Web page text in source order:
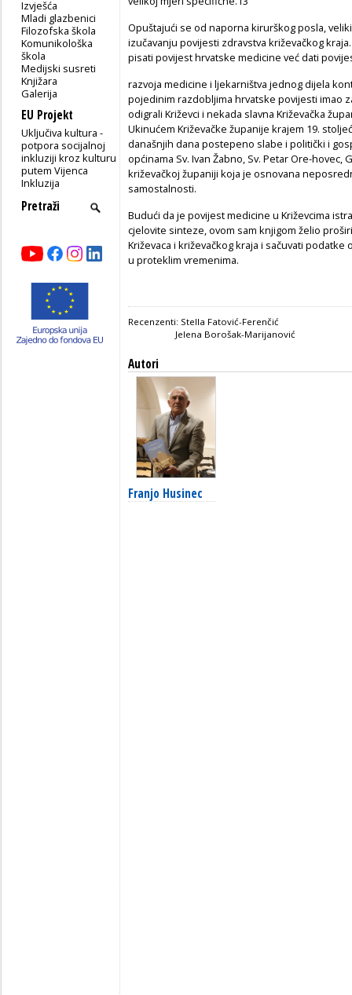
Izvješća
Mladi glazbenici
Filozofska škola
Komunikološka
škola
Medijski susreti
Knjižara
Galerija
EU Projekt
Uključiva kultura -
potpora socijalnoj
inkluziji kroz kulturu
putem Vijenca
Inkluzija
Opuštajući se od naporna kirurškog posla,
izučavanju povijesti zdravstva križevačkog
pisati povijest hrvatske medicine već dati
razvoja medicine i ljekarništva jednog dijela
pojedinim razdobljima hrvatske povijesti imao
odigrali Križevci i nekada slavna Križevačka
Ukinućem Križevačke županije krajem 19.
današnjih dana postepeno slabe i politički i
općinama Sv. Ivan Žabno, Sv. Petar Ore-hovec,
križevačkoj županiji koja je osnovana
samostalnosti.
Budući da je povijest medicine u Križevcima
cjelovite sinteze, ovom sam knjigom želio
Križevaca i križevačkog kraja i sačuvati
u proteklim vremenima.
Recenzenti: Stella Fatović-Ferenčić
Jelena Borošak-Marijanović
Autori
Franjo Husinec